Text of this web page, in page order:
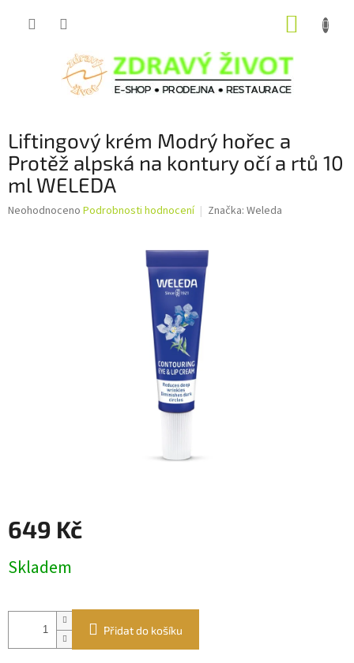
Liftingový krém Modrý hořec a
Protěž alpská na kontury očí a rtů 10
ml WELEDA
Průměrné
Neohodnoceno Podrobnosti hodnocení Značka: Weleda
649 Kč
cena:
Skladem
Přidat do košíku